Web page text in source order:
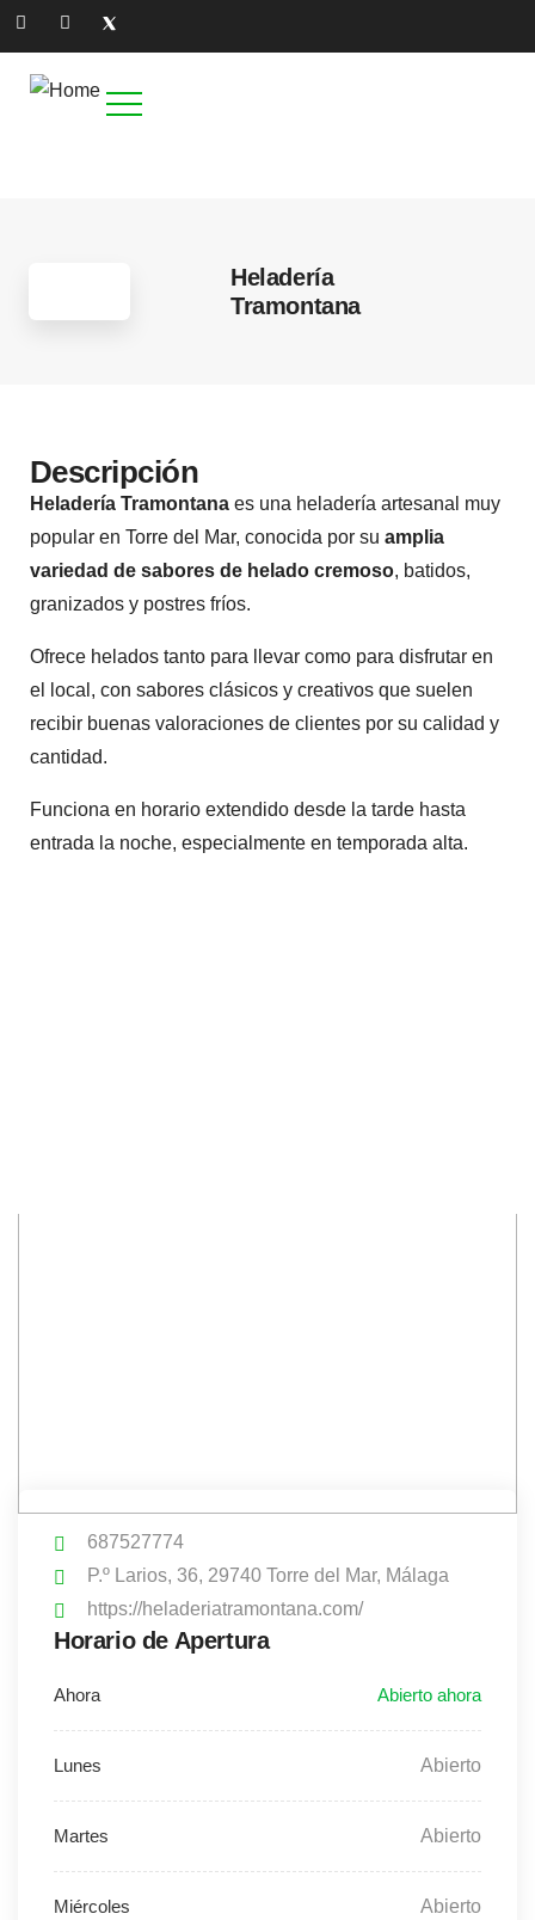
Heladería
Tramontana
Descripción
Heladería Tramontana es una heladería artesanal muy
popular en Torre del Mar, conocida por su amplia
variedad de sabores de helado cremoso, batidos,
granizados y postres fríos.
Ofrece helados tanto para llevar como para disfrutar en
el local, con sabores clásicos y creativos que suelen
recibir buenas valoraciones de clientes por su calidad y
cantidad.
Funciona en horario extendido desde la tarde hasta
entrada la noche, especialmente en temporada alta.
687527774
P.º Larios, 36, 29740 Torre del Mar, Málaga
https://heladeriatramontana.com/
Horario de Apertura
Abierto
Abierto
Abierto